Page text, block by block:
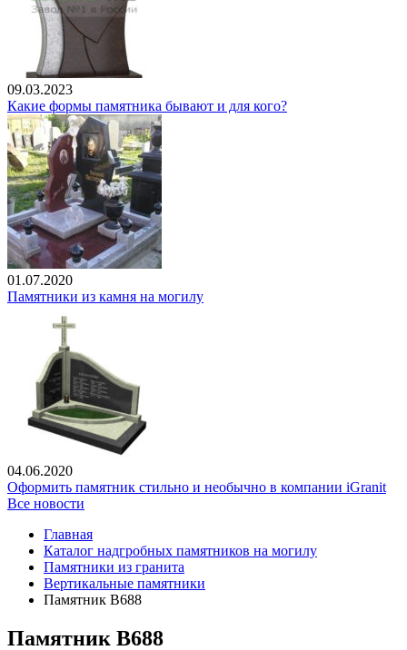
09.03.2023
Какие формы памятника бывают и для кого?
01.07.2020
Памятники из камня на могилу
04.06.2020
Оформить памятник стильно и необычно в компании iGranit
Все новости
Главная
Каталог надгробных памятников на могилу
Памятники из гранита
Вертикальные памятники
Памятник В688
Памятник В688